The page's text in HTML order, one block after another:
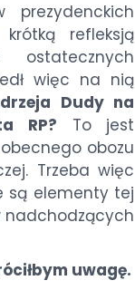
prezydenckich
refleksją
ostatecznych
więc na nią
Dudy na
RP? To jest
obozu
Trzeba więc
są elementy tej
nadchodzących
uwagę.